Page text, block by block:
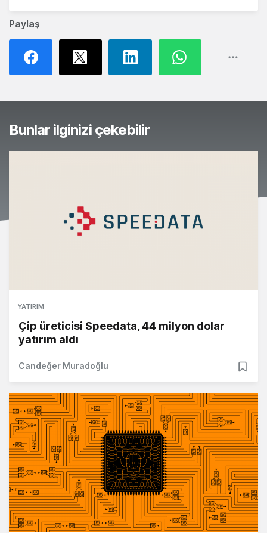
Paylaş
Bunlar ilginizi çekebilir
YATIRIM
Çip üreticisi Speedata, 44 milyon dolar
yatırım aldı
Candeğer Muradoğlu